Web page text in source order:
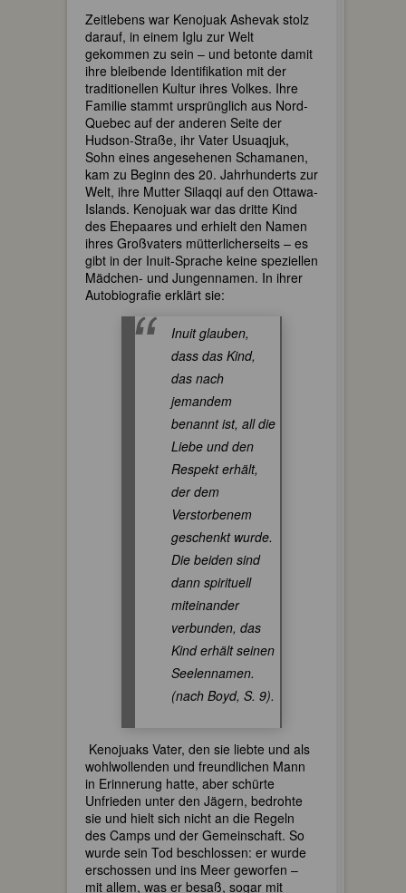
Zeitlebens war Kenojuak Ashevak stolz
darauf, in einem Iglu zur Welt
gekommen zu sein – und betonte damit
ihre bleibende Identifikation mit der
traditionellen Kultur ihres Volkes. Ihre
Familie stammt ursprünglich aus Nord-
Quebec auf der anderen Seite der
Hudson-Straße, ihr Vater Usuaqjuk,
Sohn eines angesehenen Schamanen,
kam zu Beginn des 20. Jahrhunderts zur
Welt, ihre Mutter Silaqqi auf den Ottawa-
Islands. Kenojuak war das dritte Kind
des Ehepaares und erhielt den Namen
ihres Großvaters mütterlicherseits – es
gibt in der Inuit-Sprache keine speziellen
Mädchen- und Jungennamen. In ihrer
Autobiografie erklärt sie:
Inuit glauben,
dass das Kind,
das nach
jemandem
benannt ist, all die
Liebe und den
Respekt erhält,
der dem
Verstorbenem
geschenkt wurde.
Die beiden sind
dann spirituell
miteinander
verbunden, das
Kind erhält seinen
Seelennamen.
(nach Boyd, S. 9).
Kenojuaks Vater, den sie liebte und als
wohlwollenden und freundlichen Mann
in Erinnerung hatte, aber schürte
Unfrieden unter den Jägern, bedrohte
sie und hielt sich nicht an die Regeln
des Camps und der Gemeinschaft. So
wurde sein Tod beschlossen: er wurde
erschossen und ins Meer geworfen –
mit allem, was er besaß, sogar mit